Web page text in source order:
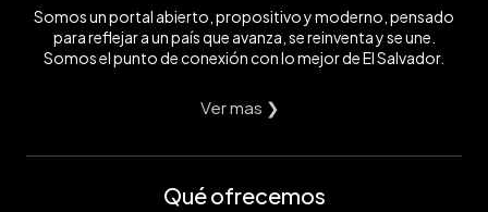
Somos un portal abierto, propositivo y moderno, pensado
para reflejar a un país que avanza, se reinventa y se une.
Somos el punto de conexión con lo mejor de El Salvador.
Ver mas ❯
Qué ofrecemos